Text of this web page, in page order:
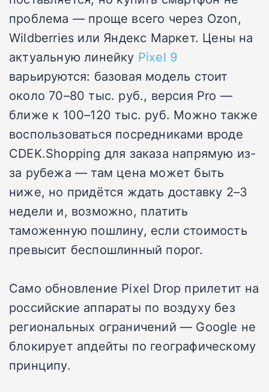
проблема — проще всего через Ozon,
Wildberries или Яндекс Маркет. Цены на
актуальную линейку Pixel 9
варьируются: базовая модель стоит
около 70–80 тыс. руб., версия Pro —
ближе к 100–120 тыс. руб. Можно также
воспользоваться посредниками вроде
CDEK.Shopping для заказа напрямую из-
за рубежа — там цена может быть
ниже, но придётся ждать доставку 2–3
недели и, возможно, платить
таможенную пошлину, если стоимость
превысит беспошлинный порог.
Само обновление Pixel Drop прилетит на
российские аппараты по воздуху без
региональных ограничений — Google не
блокирует апдейты по географическому
принципу.